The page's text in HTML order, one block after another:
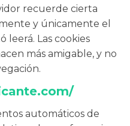
recuerde cierta
y únicamente el
leerá. Las cookies
más amigable, y no
automáticos de